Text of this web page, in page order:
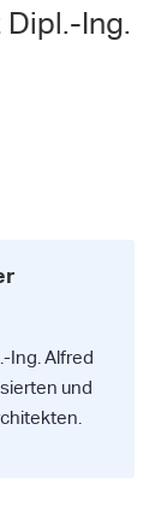
Ing.
Ing. Alfred
und